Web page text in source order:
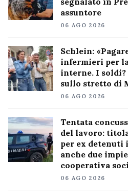
assuntore
06 AGO 2026
Schlein:
infermieri per
interne. I
sullo stretto di
06 AGO 2026
Tentata
del lavoro:
per ex detenuti
anche due
cooperativa
06 AGO 2026